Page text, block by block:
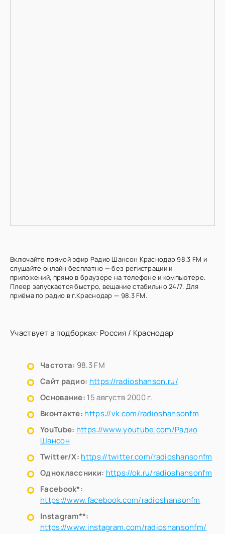
Включайте прямой эфир Радио Шансон Краснодар 98.3 FM и
слушайте онлайн бесплатно — без регистрации и
приложений, прямо в браузере на телефоне и компьютере.
Плеер запускается быстро, вещание стабильно 24/7. Для
приёма по радио в г.Краснодар — 98.3 FM.
Участвует в подборках: Россия / Краснодар
Частота: 98.3 FM
Сайт радио: https://radioshanson.ru/
Основание: 15 августв 2000 г.
Вконтакте: https://vk.com/radioshansonfm
YouTube: https://www.youtube.com/Радио
Шансон
Twitter/X: https://twitter.com/radioshansonfm
Одноклассники: https://ok.ru/radioshansonfm
Facebook*:
https://www.facebook.com/radioshansonfm
Instagram**:
https://www.instagram.com/radioshansonfm/